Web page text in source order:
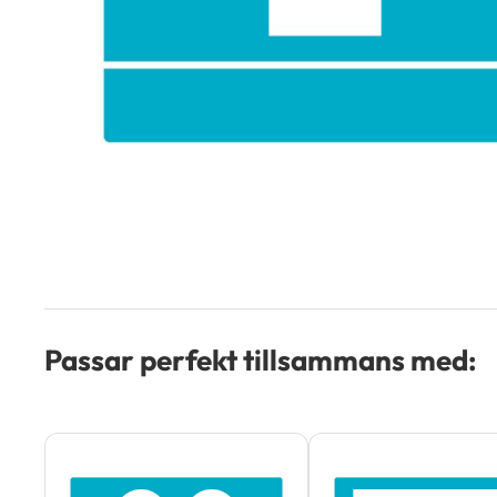
Passar perfekt tillsammans med: